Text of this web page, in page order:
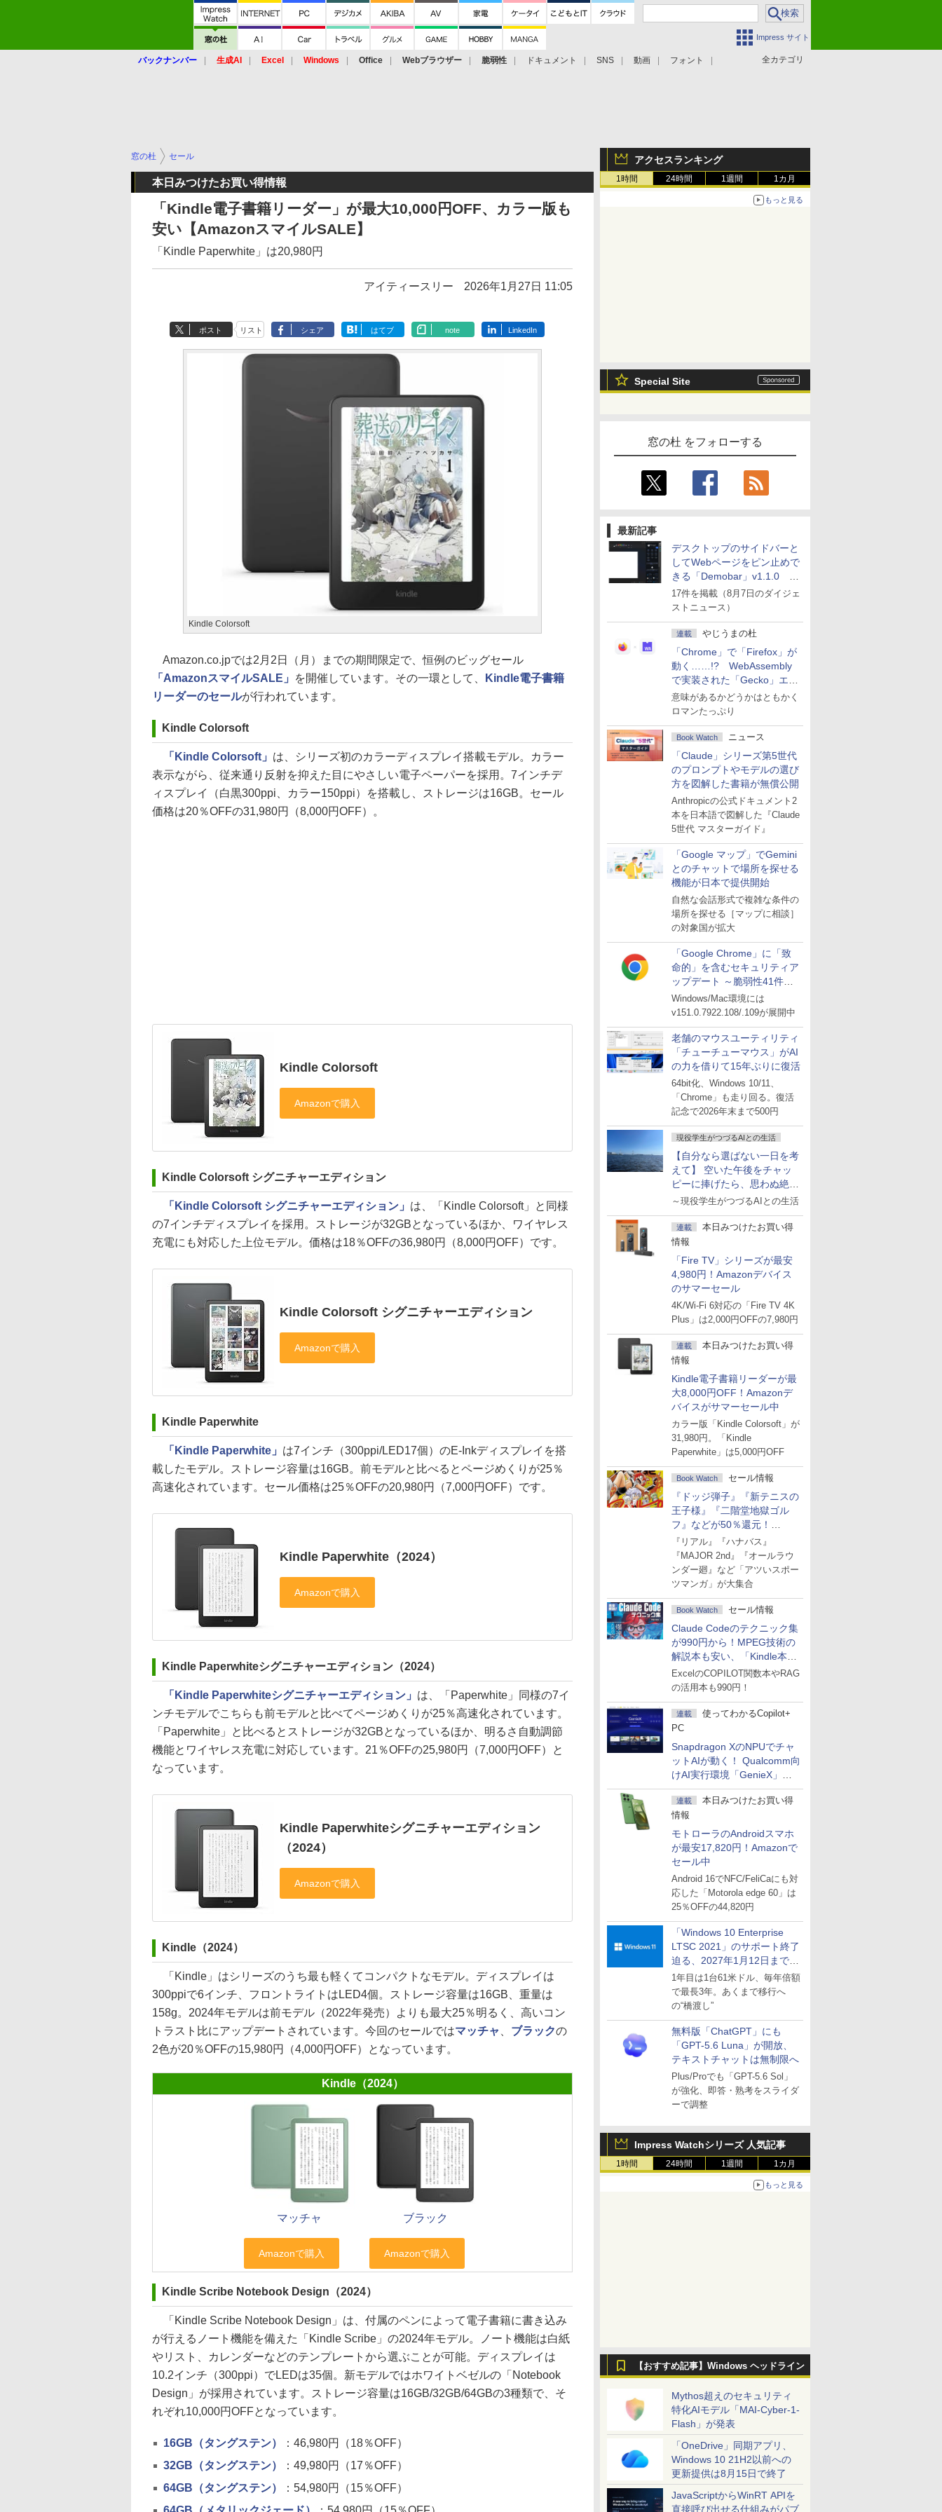
Impress サイト
全カテゴリ
バックナンバー 生成AI Excel Windows Office Webブラウザー 脆弱性 ドキュメント SNS 動画 フォント
アクセスランキング
1時間 24時間 1週間 1カ月
もっと見る
Special Site
窓の杜 をフォローする
最新記事
デスクトップのサイドバーと
してWebページをピン止めで
きる「Demobar」v1.1.0 ほ
か
17件を掲載（8月7日のダイジェ
ストニュース）
連載 やじうまの杜
「Chrome」で「Firefox」が
動く……!? WebAssembly
で実装された「Gecko」エン
ジン
意味があるかどうかはともかく
ロマンたっぷり
Book Watch ニュース
「Claude」シリーズ第5世代
のプロンプトやモデルの選び
方を図解した書籍が無償公開
Anthropicの公式ドキュメント2
本を日本語で図解した『Claude
5世代 マスターガイド』
「Google マップ」でGemini
とのチャットで場所を探せる
機能が日本で提供開始
自然な会話形式で複雑な条件の
場所を探せる［マップに相談］
の対象国が拡大
「Google Chrome」に「致
命的」を含むセキュリティア
ップデート ～脆弱性41件に
対処
Windows/Mac環境には
v151.0.7922.108/.109が展開中
老舗のマウスユーティリティ
「チューチューマウス」がAI
の力を借りて15年ぶりに復活
64bit化、Windows 10/11、
「Chrome」も走り回る。復活
記念で2026年末まで500円
現役学生がつづるAIとの生活
【自分なら選ばない一日を考
えて】 空いた午後をチャッ
ピーに捧げたら、思わぬ絶景
に出会った話
～現役学生がつづるAIとの生活
連載
本日みつけたお買い得
情報
「Fire TV」シリーズが最安
4,980円！Amazonデバイス
のサマーセール
4K/Wi-Fi 6対応の「Fire TV 4K
Plus」は2,000円OFFの7,980円
連載
本日みつけたお買い得
情報
Kindle電子書籍リーダーが最
大8,000円OFF！Amazonデ
バイスがサマーセール中
カラー版「Kindle Colorsoft」が
31,980円。「Kindle
Paperwhite」は5,000円OFF
Book Watch セール情報
『ドッジ弾子』『新テニスの
王子様』『二階堂地獄ゴル
フ』などが50％還元！
Amazonマンガ週末セール
『リアル』『ハナバス』
『MAJOR 2nd』『オールラウ
ンダー廻』など「アツいスポー
ツマンガ」が大集合
Book Watch セール情報
Claude Codeのテクニック集
が990円から！MPEG技術の
解説本も安い、「Kindle本サ
マーセール」第2弾開始！
ExcelのCOPILOT関数本やRAG
の活用本も990円！
連載
使ってわかるCopilot+
PC
Snapdragon XのNPUでチャ
ットAIが動く！ Qualcomm向
けAI実行環境「GenieX」を
試してみた
連載
本日みつけたお買い得
情報
モトローラのAndroidスマホ
が最安17,820円！Amazonで
セール中
Android 16でNFC/FeliCaにも対
応した「Motorola edge 60」は
25％OFFの44,820円
「Windows 10 Enterprise
LTSC 2021」のサポート終了
迫る、2027年1月12日まで
～ESUは9月1日から販売
1年目は1台61米ドル、毎年倍額
で最長3年。あくまで移行へ
の“橋渡し”
無料版「ChatGPT」にも
「GPT-5.6 Luna」が開放、
テキストチャットは無制限へ
Plus/Proでも「GPT-5.6 Sol」
が強化、即答・熟考をスライダ
ーで調整
Impress Watchシリーズ 人気記事
1時間 24時間 1週間 1カ月
もっと見る
【おすすめ記事】Windows ヘッドライン
Mythos超えのセキュリティ
特化AIモデル「MAI-Cyber-1-
Flash」が発表
「OneDrive」同期アプリ、
Windows 10 21H2以前への
更新提供は8月15日で終了
JavaScriptからWinRT APIを
直接呼び出せる仕組みがパブ
窓の杜 セール
本日みつけたお買い得情報
「Kindle電子書籍リーダー」が最大10,000円OFF、カラー版も
安い【AmazonスマイルSALE】
「Kindle Paperwhite」は20,980円
アイティースリー 2026年1月27日 11:05
ポスト リスト シェア はてブ note LinkedIn
Kindle Colorsoft
Amazon.co.jpでは2月2日（月）までの期間限定で、恒例のビッグセール
「AmazonスマイルSALE」
を開催しています。その一環として、
Kindle電子書籍
リーダーのセールが行われています。
Kindle Colorsoft
「Kindle Colorsoft」 は、シリーズ初のカラーディスプレイ搭載モデル。カラー
表示ながら、従来通り反射を抑えた目にやさしい電子ペーパーを採用。7インチデ
ィスプレイ（白黒300ppi、カラー150ppi）を搭載し、ストレージは16GB。セール
価格は20％OFFの31,980円（8,000円OFF）。
Kindle Colorsoft
Kindle Colorsoft シグニチャーエディション
「Kindle Colorsoft シグニチャーエディション」 は、「Kindle Colorsoft」と同様
の7インチディスプレイを採用。ストレージが32GBとなっているほか、ワイヤレス
充電にも対応した上位モデル。価格は18％OFFの36,980円（8,000円OFF）です。
Kindle Colorsoft シグニチャーエディション
Kindle Paperwhite
「Kindle Paperwhite」 は7インチ（300ppi/LED17個）のE-Inkディスプレイを搭
載したモデル。ストレージ容量は16GB。前モデルと比べるとページめくりが25％
高速化されています。セール価格は25％OFFの20,980円（7,000円OFF）です。
Kindle Paperwhite（2024）
Kindle Paperwhiteシグニチャーエディション（2024）
「Kindle Paperwhiteシグニチャーエディション」 は、「Paperwhite」同様の7イ
ンチモデルでこちらも前モデルと比べてページめくりが25％高速化されています。
「Paperwhite」と比べるとストレージが32GBとなっているほか、明るさ自動調節
機能とワイヤレス充電に対応しています。21％OFFの25,980円（7,000円OFF）と
なっています。
Kindle Paperwhiteシグニチャーエディション
（2024）
Kindle（2024）
「Kindle」はシリーズのうち最も軽くてコンパクトなモデル。ディスプレイは
300ppiで6インチ、フロントライトはLED4個。ストレージ容量は16GB、重量は
158g。2024年モデルは前モデル（2022年発売）よりも最大25％明るく、高いコン
トラスト比にアップデートされています。今回のセールではマッチャ ブラックの
2色が20％OFFの15,980円（4,000円OFF）となっています。
Kindle（2024）
マッチャ ブラック
Kindle Scribe Notebook Design（2024）
「Kindle Scribe Notebook Design」は、付属のペンによって電子書籍に書き込み
が行えるノート機能を備えた「Kindle Scribe」の2024年モデル。ノート機能は白紙
やリスト、カレンダーなどのテンプレートから選ぶことが可能。ディスプレイは
10.2インチ（300ppi）でLEDは35個。新モデルではホワイトベゼルの「Notebook
Design」が採用されています。ストレージ容量は16GB/32GB/64GBの3種類で、そ
れぞれ10,000円OFFとなっています。
16GB（タングステン）
：46,980円（18％OFF）
32GB（タングステン）
：49,980円（17％OFF）
64GB（タングステン）
：54,980円（15％OFF）